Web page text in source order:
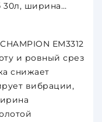
30л, ширина
EM3312
и ровный срез
снижает
вибрации,